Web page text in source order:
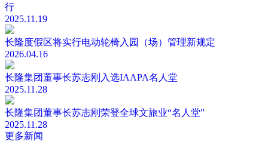
行
2025.11.19
长隆度假区将实行电动轮椅入园（场）管理新规定
2026.04.16
长隆集团董事长苏志刚入选IAAPA名人堂
2025.11.28
长隆集团董事长苏志刚荣登全球文旅业“名人堂”
2025.11.28
更多新闻